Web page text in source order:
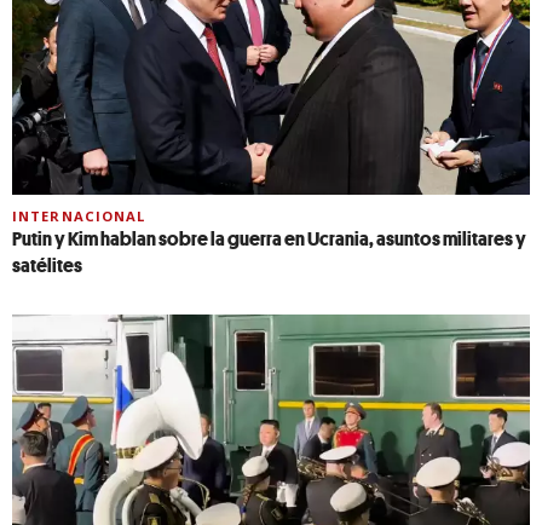
INTERNACIONAL
Putin y Kim hablan sobre la guerra en Ucrania, asuntos militares y
satélites